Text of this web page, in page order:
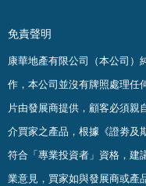
免責聲明
康華地產有限公司（本公司）
作，本公司並沒有牌照處理任
片由發展商提供，顧客必須親
介買家之產品，根據《證劵及
符合「專業投資者」資格，建
業意見，買家如與發展商或產